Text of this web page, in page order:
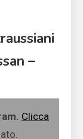
–
Clicca